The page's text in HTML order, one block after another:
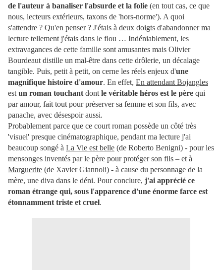
de l'auteur à banaliser l'absurde et la folie (en tout cas, ce que
nous, lecteurs extérieurs, taxons de 'hors-norme'). A quoi
s'attendre ? Qu'en penser ? J'étais à deux doigts d'abandonner ma
lecture tellement j'étais dans le flou … Indéniablement, les
extravagances de cette famille sont amusantes mais Olivier
Bourdeaut distille un mal-être dans cette drôlerie, un décalage
tangible. Puis, petit à petit, on cerne les réels enjeux d'une
magnifique histoire d'amour. En effet, En attendant Bojangles
est un roman touchant dont le véritable héros est le père qui
par amour, fait tout pour préserver sa femme et son fils, avec
panache, avec désespoir aussi.
Probablement parce que ce court roman possède un côté très
'visuel' presque cinématographique, pendant ma lecture j'ai
beaucoup songé à La Vie est belle (de Roberto Benigni) - pour les
mensonges inventés par le père pour protéger son fils – et à
Marguerite (de Xavier Giannoli) - à cause du personnage de la
mère, une diva dans le déni. Pour conclure, j'ai apprécié ce
roman étrange qui, sous l'apparence d'une énorme farce est
étonnamment triste et cruel.